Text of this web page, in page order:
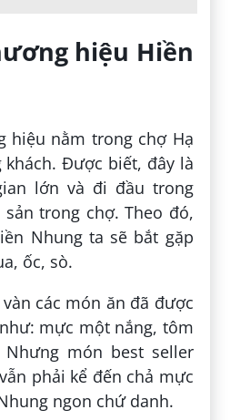
hiệu Hiền
hiệu nằm trong chợ Hạ
khách. Được biết, đây là
lớn và đi đầu trong
trong chợ. Theo đó,
Nhung ta sẽ bắt gặp
ốc, sò.
các món ăn đã được
mực một nắng, tôm
món best seller
phải kể đến chả mực
ngon chứ danh.